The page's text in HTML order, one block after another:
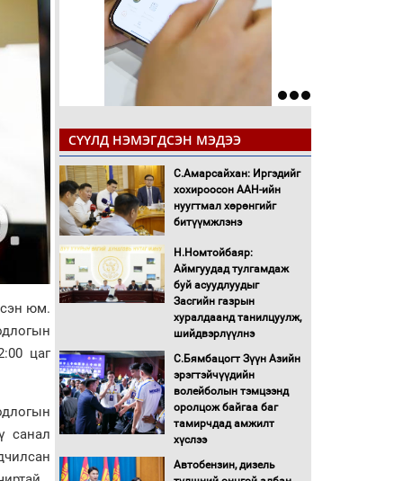
юм.
цаг
санал
СҮҮЛД НЭМЭГДСЭН МЭДЭЭ
С.Амарсайхан: Иргэдийг
хохироосон ААН-ийн
нуугтмал хөрөнгийг
битүүмжлэнэ
Н.Номтойбаяр:
Аймгуудад тулгамдаж
буй асуудлуудыг
Засгийн газрын
хуралдаанд танилцуулж,
шийдвэрлүүлнэ
С.Бямбацогт Зүүн Азийн
эрэгтэйчүүдийн
волейболын тэмцээнд
оролцож байгаа баг
тамирчдад амжилт
хүслээ
Автобензин, дизель